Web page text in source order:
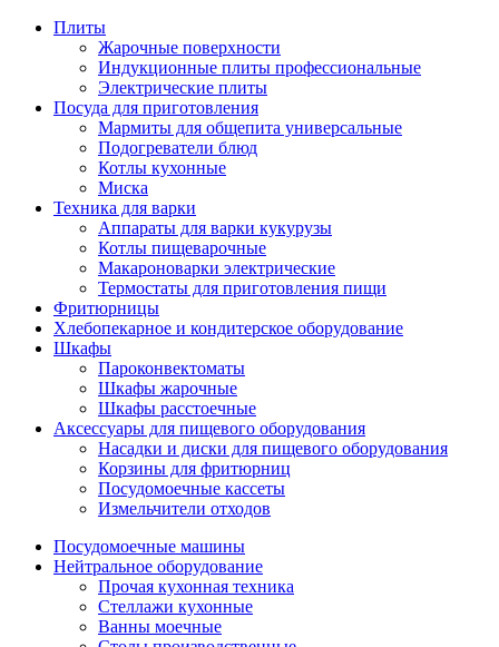
Плиты
Жарочные поверхности
Индукционные плиты профессиональные
Электрические плиты
Посуда для приготовления
Мармиты для общепита универсальные
Подогреватели блюд
Котлы кухонные
Миска
Техника для варки
Аппараты для варки кукурузы
Котлы пищеварочные
Макароноварки электрические
Термостаты для приготовления пищи
Фритюрницы
Хлебопекарное и кондитерское оборудование
Шкафы
Пароконвектоматы
Шкафы жарочные
Шкафы расстоечные
Аксессуары для пищевого оборудования
Насадки и диски для пищевого оборудования
Корзины для фритюрниц
Посудомоечные кассеты
Измельчители отходов
Посудомоечные машины
Нейтральное оборудование
Прочая кухонная техника
Стеллажи кухонные
Ванны моечные